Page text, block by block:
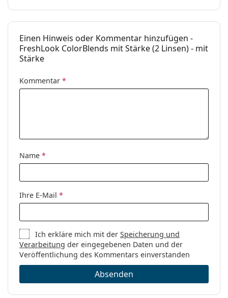
Einen Hinweis oder Kommentar hinzufügen -
FreshLook ColorBlends mit Stärke (2 Linsen) - mit
Stärke
Kommentar *
Name *
Ihre E-Mail *
Ich erkläre mich mit derSpeicherung und
Verarbeitung der eingegebenen Daten und der
Veröffentlichung des Kommentars einverstanden
Absenden